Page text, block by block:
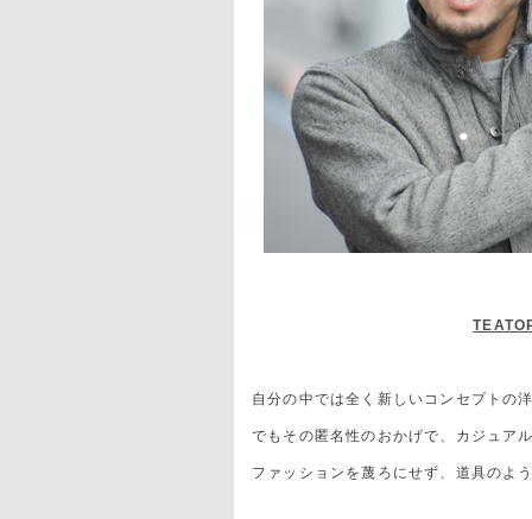
自分の中では全く新しいコンセプトの
でもその匿名性のおかげで、カジュア
ファッションを蔑ろにせず、道具のよ